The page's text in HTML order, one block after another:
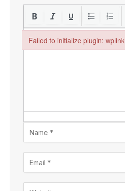
Failed to initialize plugin: wplink
Failed to initialize plugin: wplink